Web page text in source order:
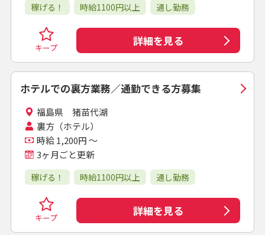
稼げる！ 時給1100円以上 通し勤務
キープ 詳細を見る
ホテルでの裏方業務／通勤できる方募集
福島県 猪苗代湖
裏方（ホテル）
時給 1,200円 ～
3ヶ月ごと更新
稼げる！ 時給1100円以上 通し勤務
キープ 詳細を見る